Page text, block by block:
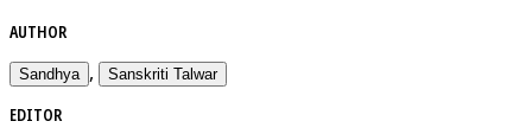
AUTHOR
Sandhya , Sanskriti Talwar
EDITOR